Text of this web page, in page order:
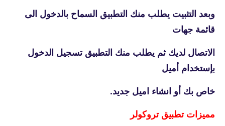
وبعد التثبيت يطلب منك التطبيق السماح بالدخول الى
قائمة جهات
الاتصال لديك ثم يطلب منك التطبيق تسجيل الدخول
بإستخدام أميل
خاص بك أو انشاء اميل جديد.
مميزات تطبيقتروكولر